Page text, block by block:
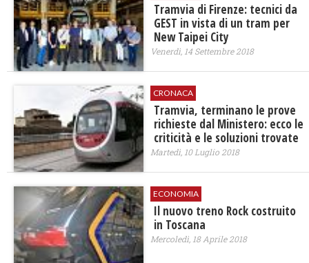
​Tramvia di Firenze: tecnici da
GEST in vista di un tram per
New Taipei City
Venerdì, 14 Settembre 2018
CRONACA
Tramvia, terminano le prove
richieste dal Ministero: ecco le
criticità e le soluzioni trovate
Martedì, 10 Luglio 2018
ECONOMIA
Il nuovo treno Rock costruito
in Toscana
Mercoledì, 18 Aprile 2018